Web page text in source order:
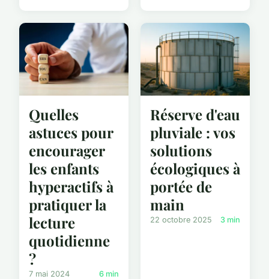
Quelles
astuces pour
encourager
les enfants
hyperactifs à
pratiquer la
lecture
quotidienne
?
7 mai 2024 6 min
Réserve d'eau
pluviale : vos
solutions
écologiques à
portée de
main
22 octobre 2025 3 min